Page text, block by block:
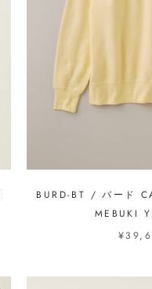
BURD-BT / バード
MEBUKI